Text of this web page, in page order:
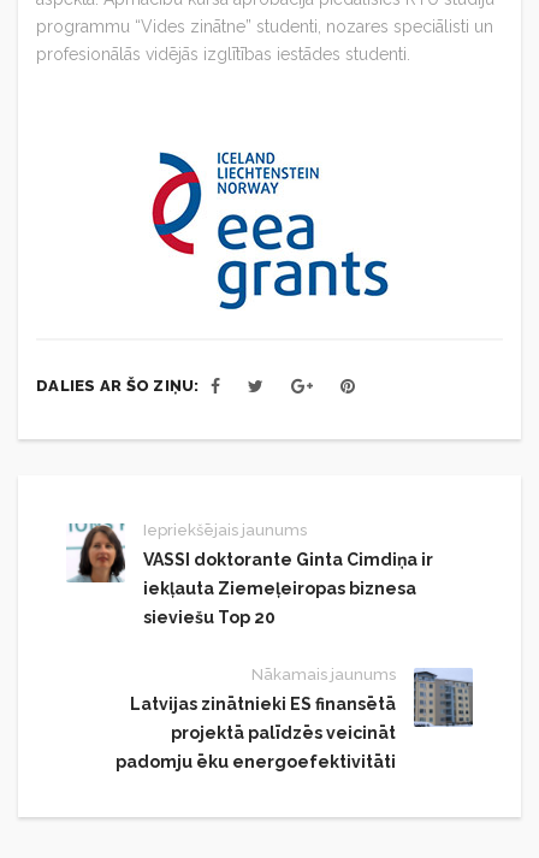
programmu “Vides zinātne” studenti, nozares speciālisti un
profesionālās vidējās izglītības iestādes studenti.
DALIES AR ŠO ZIŅU:
Iepriekšējais jaunums
VASSI doktorante Ginta Cimdiņa ir
iekļauta Ziemeļeiropas biznesa
sieviešu Top 20
Nākamais jaunums
Latvijas zinātnieki ES finansētā
projektā palīdzēs veicināt
padomju ēku energoefektivitāti